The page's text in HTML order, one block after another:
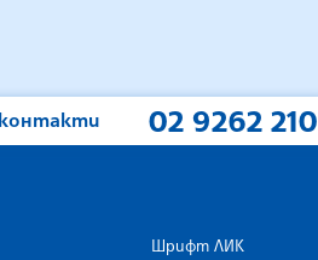
02 9262 210
Шрифт ЛИК